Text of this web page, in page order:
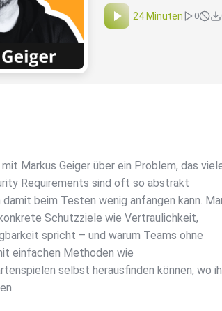
24 Minuten 0
Markus Geiger über ein Problem, das
Requirements sind oft so abstrakt
beim Testen wenig anfangen kann.
Schutzziele wie Vertraulichkeit,
spricht – und warum Teams ohne
einfachen Methoden wie
selbst herausfinden können, wo